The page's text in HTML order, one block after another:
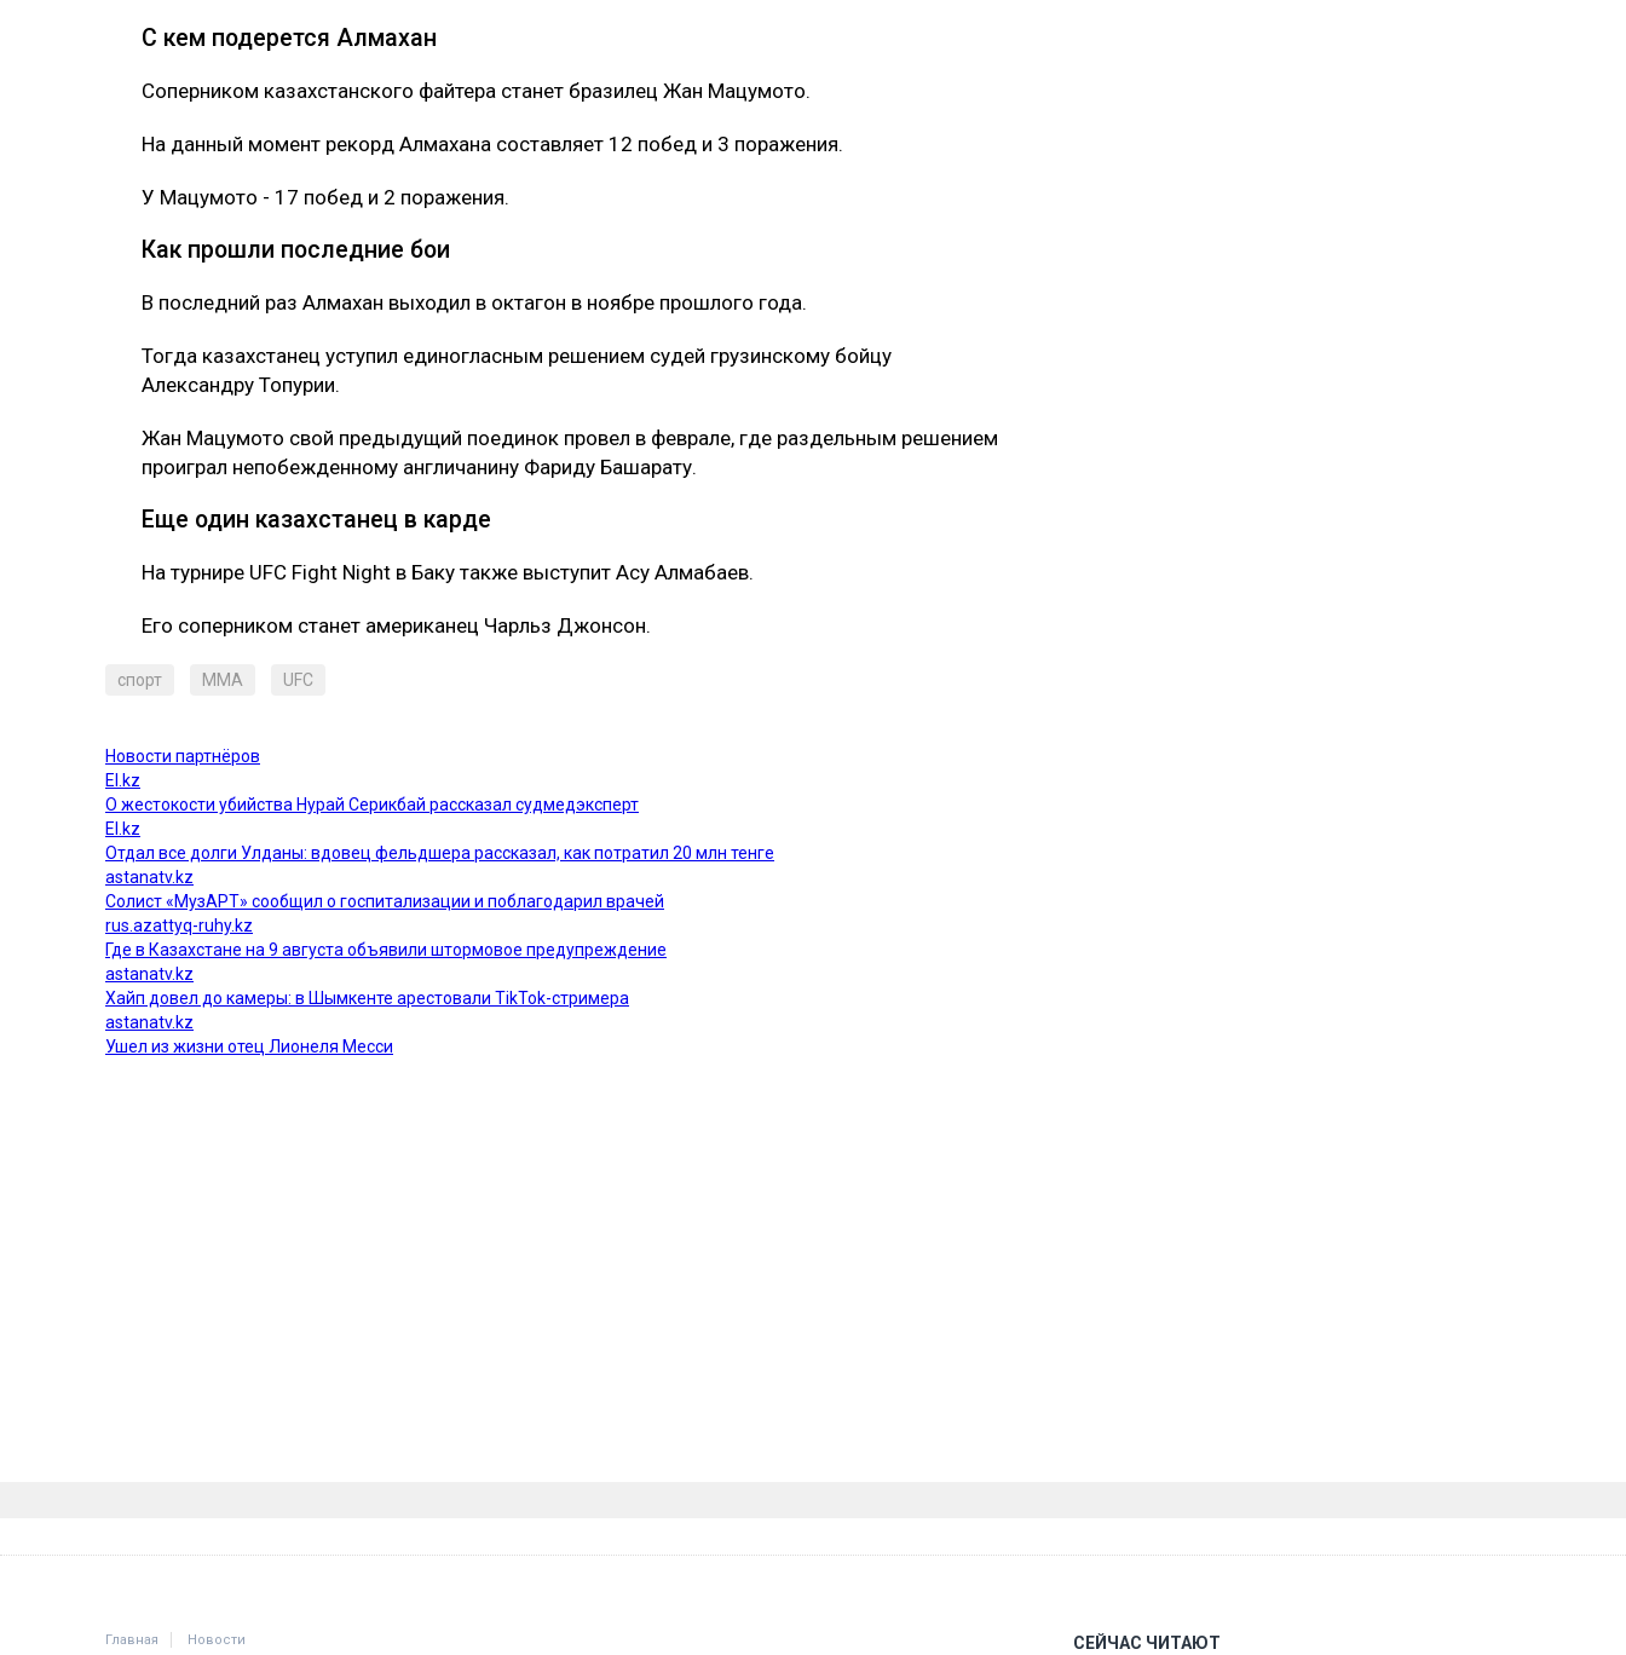
С кем подерется Алмахан
Соперником казахстанского файтера станет бразилец Жан Мацумото.
На данный момент рекорд Алмахана составляет 12 побед и 3 поражения.
У Мацумото - 17 побед и 2 поражения.
Как прошли последние бои
В последний раз Алмахан выходил в октагон в ноябре прошлого года.
Тогда казахстанец уступил единогласным решением судей грузинскому бойцу
Александру Топурии.
Жан Мацумото свой предыдущий поединок провел в феврале, где раздельным решением
проиграл непобежденному англичанину Фариду Башарату.
Еще один казахстанец в карде
На турнире UFC Fight Night в Баку также выступит Асу Алмабаев.
Его соперником станет американец Чарльз Джонсон.
спорт MMA UFC
Главная Новости СЕЙЧАС ЧИТАЮТ